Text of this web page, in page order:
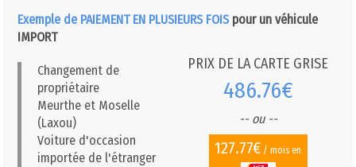
Exemple de PAIEMENT EN PLUSIEURS FOIS pour un véhicule
IMPORT
Changement de
propriétaire
Meurthe et Moselle
(Laxou)
Voiture d'occasion
importée de l'étranger
PRIX DE LA CARTE GRISE
486.76€
-- ou --
127.77€ / mois en